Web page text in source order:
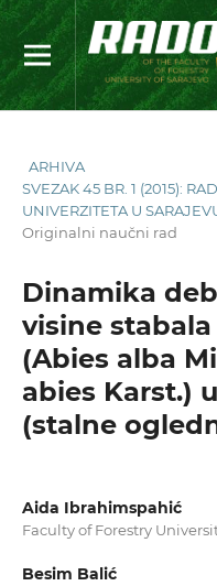
ARHIVA
SVEZAK 45 BR. 1 (2015):
UNIVERZITETA U
Originalni naučni rad
Dinamika
visine
(Abies alba
abies Karst.)
(stalne
Aida Ibrahimspahić
Faculty of Forestry
Besim Balić